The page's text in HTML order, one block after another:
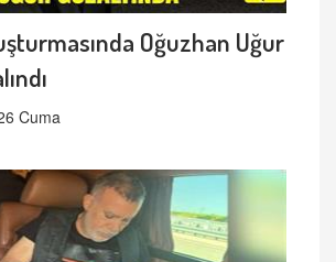
Oğuzhan Uğur
Cuma